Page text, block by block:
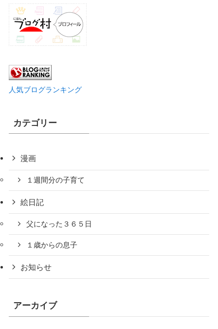
人気ブログランキング
カテゴリー
漫画
１週間分の子育て
絵日記
父になった３６５日
１歳からの息子
お知らせ
アーカイブ